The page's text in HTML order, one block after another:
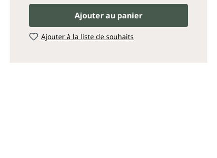
Ajouter au panier
Ajouter à la liste de souhaits